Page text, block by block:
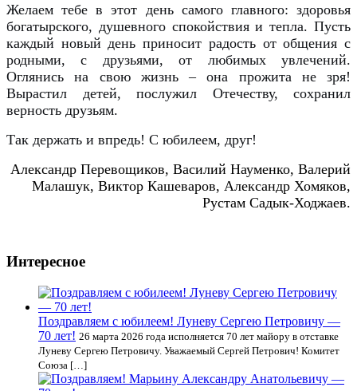
Желаем тебе в этот день самого главного: здоровья
богатырского, душевного спокойствия и тепла. Пусть
каждый новый день приносит радость от общения с
родными, с друзьями, от любимых увлечений.
Оглянись на свою жизнь – она прожита не зря!
Вырастил детей, послужил Отечеству, сохранил
верность друзьям.
Так держать и впредь! С юбилеем, друг!
Александр Перевощиков, Василий Науменко, Валерий
Малашук, Виктор Кашеваров, Александр Хомяков,
Рустам Садык-Ходжаев.
Интересное
Поздравляем с юбилеем! Луневу Сергею Петровичу —
70 лет! 26 марта 2026 года исполняется 70 лет майору в отставке
Луневу Сергею Петровичу. Уважаемый Сергей Петрович! Комитет
Союза […]